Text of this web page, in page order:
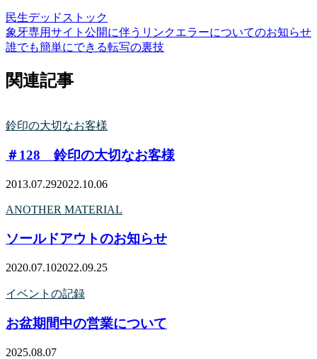
民生デッドストック
象牙専用サイト公開に伴うリンクエラーについてのお知らせ
誰でも簡単にできる転写の裏技
関連記事
鈴印の大切なお客様
＃128 鈴印の大切なお客様
2013.07.292022.10.06
ANOTHER MATERIAL
ソールドアウトのお知らせ
2020.07.102022.09.25
イベントの記録
お盆期間中の営業について
2025.08.07